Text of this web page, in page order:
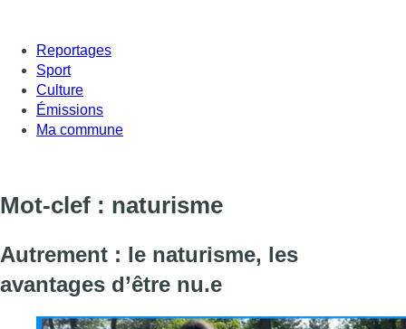
Reportages
Sport
Culture
Émissions
Ma commune
Mot-clef : naturisme
Autrement : le naturisme, les
avantages d’être nu.e